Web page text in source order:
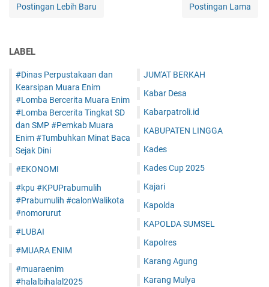
Postingan Lebih Baru Postingan Lama
LABEL
#Dinas Perpustakaan dan
Kearsipan Muara Enim
#Lomba Bercerita Muara Enim
#Lomba Bercerita Tingkat SD
dan SMP #Pemkab Muara
Enim #Tumbuhkan Minat Baca
Sejak Dini
#EKONOMI
#kpu #KPUPrabumulih
#Prabumulih #calonWalikota
#nomorurut
#LUBAI
#MUARA ENIM
#muaraenim
#halalbihalal2025
JUM'AT BERKAH
Kabar Desa
Kabarpatroli.id
KABUPATEN LINGGA
Kades
Kades Cup 2025
Kajari
Kapolda
KAPOLDA SUMSEL
Kapolres
Karang Agung
Karang Mulya